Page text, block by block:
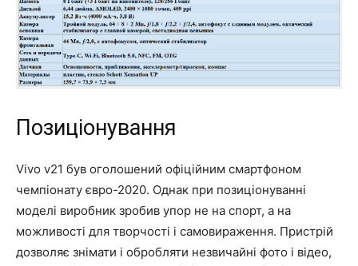
Позиціонування
Vivo v21 був оголошений офіційним смартфоном
чемпіонату євро-2020. Однак при позиціонуванні
моделі виробник зробив упор не на спорт, а на
можливості для творчості і самовираження. Пристрій
дозволяє знімати і обробляти незвичайні фото і відео,